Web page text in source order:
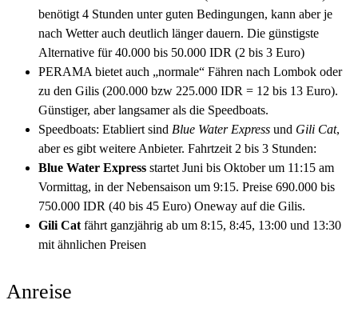
benötigt 4 Stunden unter guten Bedingungen, kann aber je
nach Wetter auch deutlich länger dauern. Die günstigste
Alternative für 40.000 bis 50.000 IDR (2 bis 3 Euro)
PERAMA bietet auch „normale“ Fähren nach Lombok oder
zu den Gilis (200.000 bzw 225.000 IDR = 12 bis 13 Euro).
Günstiger, aber langsamer als die Speedboats.
Speedboats: Etabliert sind Blue Water Express und Gili Cat,
aber es gibt weitere Anbieter. Fahrtzeit 2 bis 3 Stunden:
Blue Water Express startet Juni bis Oktober um 11:15 am
Vormittag, in der Nebensaison um 9:15. Preise 690.000 bis
750.000 IDR (40 bis 45 Euro) Oneway auf die Gilis.
Gili Cat fährt ganzjährig ab um 8:15, 8:45, 13:00 und 13:30
mit ähnlichen Preisen
Anreise